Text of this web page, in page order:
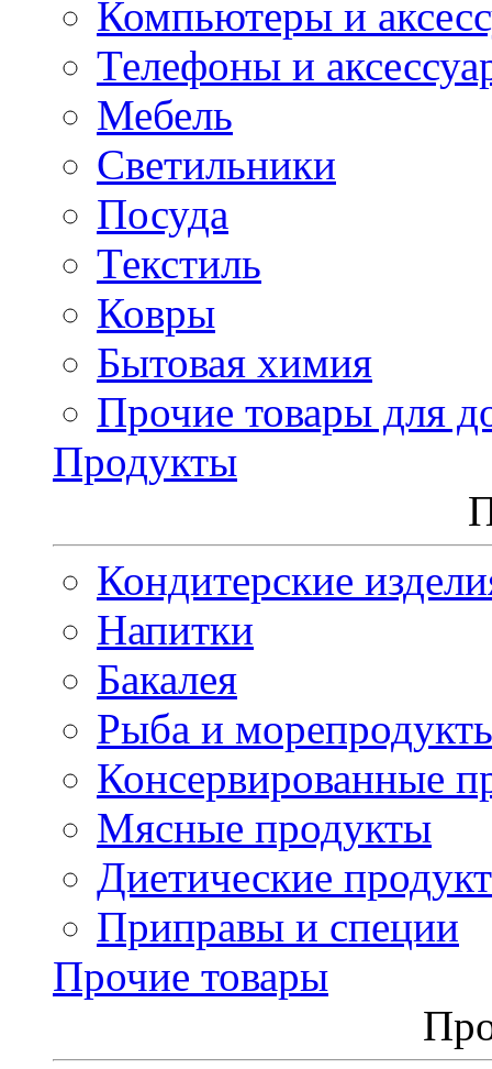
Компьютеры и
Телефоны и
Мебель
Светильники
Посуда
Текстиль
Ковры
Бытовая химия
Прочие товары для
Продукты
Кондитерские
Напитки
Бакалея
Рыба и
Консервированные
Мясные продукты
Диетические
Приправы и специи
Прочие товары